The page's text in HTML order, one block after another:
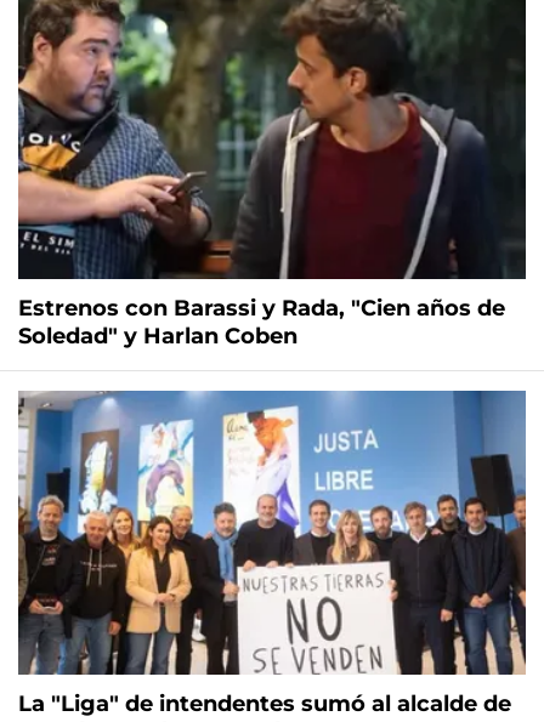
Estrenos con Barassi y Rada, "Cien años de
Soledad" y Harlan Coben
La "Liga" de intendentes sumó al alcalde de